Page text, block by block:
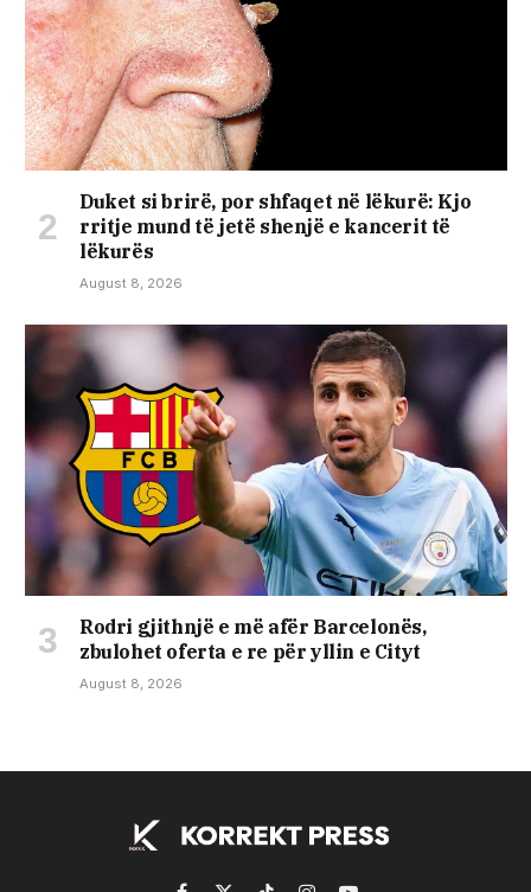
Duket si brirë, por shfaqet në lëkurë: Kjo
rritje mund të jetë shenjë e kancerit të
lëkurës
August 8, 2026
Rodri gjithnjë e më afër Barcelonës,
zbulohet oferta e re për yllin e Cityt
August 8, 2026